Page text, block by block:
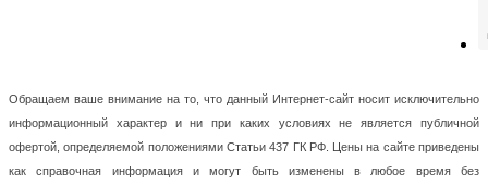
Обращаем ваше внимание на то, что данный Интернет-сайт носит исключительно
информационный характер и ни при каких условиях не является публичной
офертой, определяемой положениями Статьи 437 ГК РФ. Цены на сайте приведены
как справочная информация и могут быть изменены в любое время без